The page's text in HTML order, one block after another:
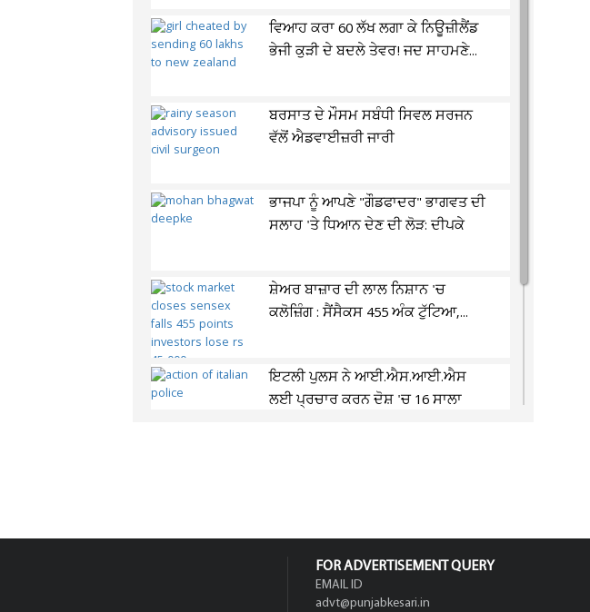
ਵਿਆਹ ਕਰਾ 60 ਲੱਖ ਲਗਾ ਕੇ ਨਿਊਜ਼ੀਲੈਂਡ
ਭੇਜੀ ਕੁੜੀ ਦੇ ਬਦਲੇ ਤੇਵਰ! ਜਦ ਸਾਹਮਣੇ...
ਬਰਸਾਤ ਦੇ ਮੌਸਮ ਸਬੰਧੀ ਸਿਵਲ ਸਰਜਨ
ਵੱਲੋਂ ਐਡਵਾਈਜ਼ਰੀ ਜਾਰੀ
ਭਾਜਪਾ ਨੂੰ ਆਪਣੇ "ਗੌਡਫਾਦਰ" ਭਾਗਵਤ ਦੀ
ਸਲਾਹ 'ਤੇ ਧਿਆਨ ਦੇਣ ਦੀ ਲੋੜ: ਦੀਪਕੇ
ਸ਼ੇਅਰ ਬਾਜ਼ਾਰ ਦੀ ਲਾਲ ਨਿਸ਼ਾਨ 'ਚ
ਕਲੋਜ਼ਿੰਗ : ਸੈਂਸੈਕਸ 455 ਅੰਕ ਟੁੱਟਿਆ,...
ਇਟਲੀ ਪੁਲਸ ਨੇ ਆਈ.ਐਸ.ਆਈ.ਐਸ
ਲਈ ਪ੍ਰਚਾਰ ਕਰਨ ਦੋਸ਼ 'ਚ 16 ਸਾਲਾ
FOR ADVERTISEMENT QUERY
EMAIL ID
advt@punjabkesari.in